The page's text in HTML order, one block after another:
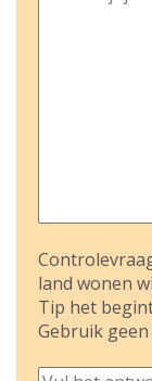
land wonen
Tip het
Gebruik geen